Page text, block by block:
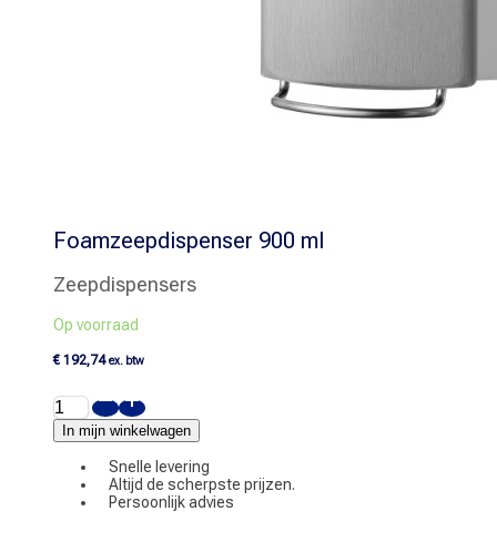
Foamzeepdispenser 900 ml
Zeepdispensers
Op voorraad
€192,74 ex. btw
Foamzeepdispenser
900
ml
aantal
In mijn winkelwagen
Snelle levering
Altijd de scherpste prijzen.
Persoonlijk advies